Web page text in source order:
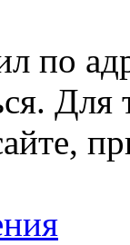
по
Для